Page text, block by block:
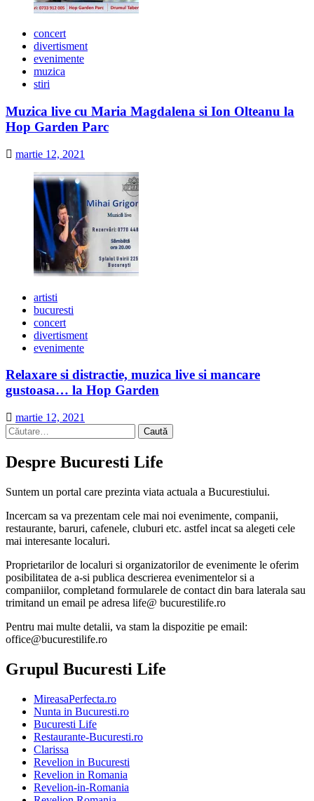
concert
divertisment
evenimente
muzica
stiri
Muzica live cu Maria Magdalena si Ion Olteanu la
Hop Garden Parc
martie 12, 2021
artisti
bucuresti
concert
divertisment
evenimente
Relaxare si distractie, muzica live si mancare
gustoasa… la Hop Garden
martie 12, 2021
Caută
după:
Despre Bucuresti Life
Suntem un portal care prezinta viata actuala a Bucurestiului.
Incercam sa va prezentam cele mai noi evenimente, companii,
restaurante, baruri, cafenele, cluburi etc. astfel incat sa alegeti cele
mai interesante localuri.
Proprietarilor de localuri si organizatorilor de evenimente le oferim
posibilitatea de a-si publica descrierea evenimentelor si a
companiilor, completand formularele de contact din bara laterala sau
trimitand un email pe adresa life@ bucurestilife.ro
Pentru mai multe detalii, va stam la dispozitie pe email:
office@bucurestilife.ro
Grupul Bucuresti Life
MireasaPerfecta.ro
Nunta in Bucuresti.ro
Bucuresti Life
Restaurante-Bucuresti.ro
Clarissa
Revelion in Bucuresti
Revelion in Romania
Revelion-in-Romania